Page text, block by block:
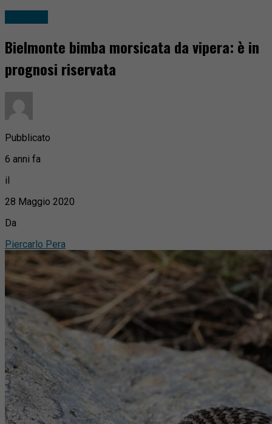
Bielmonte bimba morsicata da vipera: è in
prognosi riservata
Pubblicato
6 anni fa
il
28 Maggio 2020
Da
Piercarlo Pera